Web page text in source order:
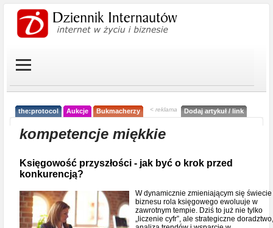
the:protocol Aukcje Bukmacherzy < reklama Dodaj artykuł / link
kompetencje miękkie
Księgowość przyszłości - jak być o krok przed
konkurencją?
W dynamicznie zmieniającym się świecie
biznesu rola księgowego ewoluuje w
zawrotnym tempie. Dziś to już nie tylko
„liczenie cyfr”, ale strategiczne doradztwo,